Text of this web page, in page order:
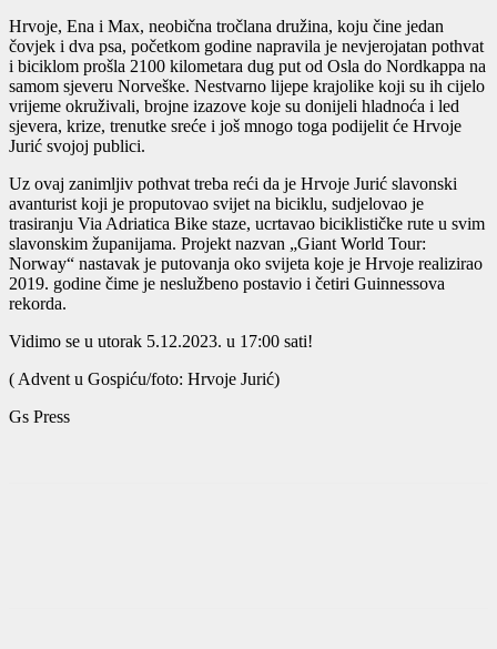
Hrvoje, Ena i Max, neobična tročlana družina, koju čine jedan
čovjek i dva psa, početkom godine napravila je nevjerojatan pothvat
i biciklom prošla 2100 kilometara dug put od Osla do Nordkappa na
samom sjeveru Norveške. Nestvarno lijepe krajolike koji su ih cijelo
vrijeme okruživali, brojne izazove koje su donijeli hladnoća i led
sjevera, krize, trenutke sreće i još mnogo toga podijelit će Hrvoje
Jurić svojoj publici.
Uz ovaj zanimljiv pothvat treba reći da je Hrvoje Jurić slavonski
avanturist koji je proputovao svijet na biciklu, sudjelovao je
trasiranju Via Adriatica Bike staze, ucrtavao biciklističke rute u svim
slavonskim županijama. Projekt nazvan „Giant World Tour:
Norway“ nastavak je putovanja oko svijeta koje je Hrvoje realizirao
2019. godine čime je neslužbeno postavio i četiri Guinnessova
rekorda.
Vidimo se u utorak 5.12.2023. u 17:00 sati!
( Advent u Gospiću/foto: Hrvoje Jurić)
Gs Press